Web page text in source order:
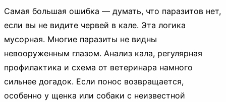
Самая большая ошибка — думать, что паразитов нет,
если вы не видите червей в кале. Эта логика
мусорная. Многие паразиты не видны
невооруженным глазом. Анализ кала, регулярная
профилактика и схема от ветеринара намного
сильнее догадок. Если понос возвращается,
особенно у щенка или собаки с неизвестной